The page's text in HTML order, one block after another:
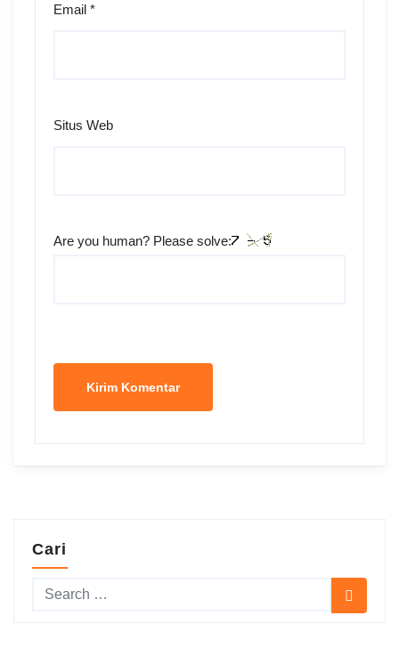
Email *
Situs Web
Are you human? Please solve:
Cari